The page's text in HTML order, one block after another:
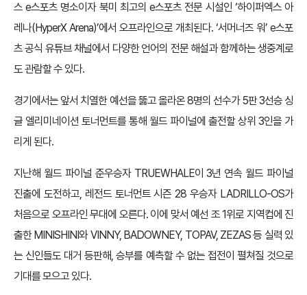
스 e스포츠 명소이자 북미 최고의 e스포츠 전문 시설인 ‘하이퍼엑스 아
레나(HyperX Arena)’에서 오프라인으로 개최된다. ‘서머너즈 워’ e스포
츠 공식 유튜브 채널에서 다양한 언어의 전문 해설과 함께하는 생중계로
도 관람할 수 있다.
경기에서는 앞서 치열한 예선을 뚫고 올라온 8명의 선수가 5판 3선승 싱
글 엘리미네이션 토너먼트를 통해 월드 파이널에 출전할 상위 3인을 가
리게 된다.
지난해 월드 파이널 준우승자 TRUEWHALE이 3년 연속 월드 파이널
진출에 도전하고, 레전드 토너먼트 시즌 28 우승자 LADRILLO-OS가
처음으로 오프라인 무대에 오른다. 이에 맞서 예선 조 1위로 지역컵에 진
출한 MINISHINI와 VINNY, BADOWNEY, TOPAV, ZEZAS 등 실력 있
는 신인들도 대거 등판해, 승부를 예측할 수 없는 접전이 펼쳐질 것으로
기대를 모으고 있다.